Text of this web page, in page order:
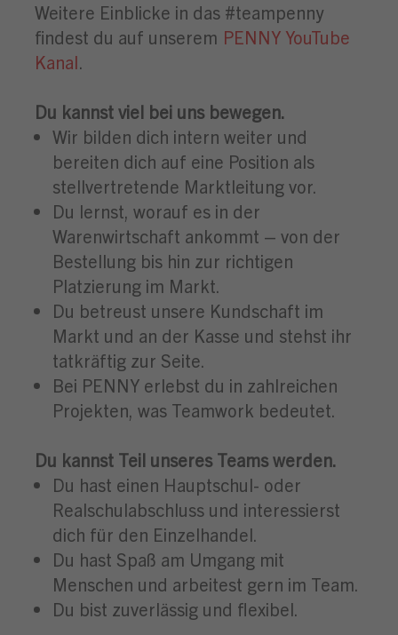
Weitere Einblicke in das #teampenny
findest du auf unserem PENNY YouTube
Kanal.
Du kannst viel bei uns bewegen.
Wir bilden dich intern weiter und
bereiten dich auf eine Position als
stellvertretende Marktleitung vor.
Du lernst, worauf es in der
Warenwirtschaft ankommt – von der
Bestellung bis hin zur richtigen
Platzierung im Markt.
Du betreust unsere Kundschaft im
Markt und an der Kasse und stehst ihr
tatkräftig zur Seite.
Bei PENNY erlebst du in zahlreichen
Projekten, was Teamwork bedeutet.
Du kannst Teil unseres Teams werden.
Du hast einen Hauptschul- oder
Realschulabschluss und interessierst
dich für den Einzelhandel.
Du hast Spaß am Umgang mit
Menschen und arbeitest gern im Team.
Du bist zuverlässig und flexibel.